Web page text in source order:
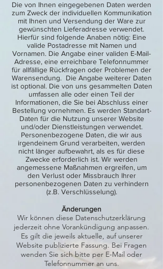
Die von Ihnen eingegebenen Daten werden
zum Zweck der individuellen Kommunikation
mit Ihnen und Versendung der Ware zur
gewünschten Lieferadresse verwendet.
Hierfür sind folgende Anaben nötig: Eine
valide Postadresse mit Namen und
Vornamen. Die Angabe einer validen E-Mail-
Adresse, eine erreichbare Telefonnummer
für allfällige Rückfragen oder Problemen der
Warensendung. Die Angabe weiterer Daten
ist optional. Die von uns gesammelten Daten
umfassen alle oder einen Teil der
Informationen, die Sie bei Abschluss einer
Bestellung vornehmen. Es werden Standart-
Daten für die Nutzung unserer Website
und/oder Dienstleistungen verwendet.
Personenbezogene Daten, die wir aus
irgendeinem Grund verarbeiten, werden
nicht länger aufbewahrt, als es für diese
Zwecke erforderlich ist. Wir werden
angemessene Maßnahmen ergreifen, um
den Verlust oder Missbrauch Ihrer
personenbezogenen Daten zu verhindern
(z.B. Verschlüsselung).
Änderungen
Wir können diese Datenschutzerklärung
jederzeit ohne Vorankündigung anpassen.
Es gilt die jeweils aktuelle, auf unserer
Website publizierte Fassung. Bei Fragen
wenden Sie sich bitte per E-Mail oder
Telefonnummer an uns.